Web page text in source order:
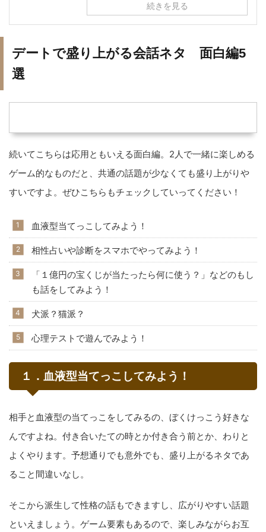
続きを見る
デートで盛り上がる会話ネタ 面白編5
選
続いてこちらは応用ともいえる面白編。2人で一緒に楽しめる
ゲーム的なものだと、共通の話題が少なくても盛り上がりや
すいですよ。ぜひこちらもチェックしていってください！
血液型当てっこしてみよう！
相性占いや診断をスマホでやってみよう！
「１億円の宝くじが当たったら何に使う？」などのもし
も話をしてみよう！
犬派？猫派？
心理テストで遊んでみよう！
１．血液型当てっこしてみよう！
相手と血液型の当てっこをしてみるの、ぼくけっこう好きな
んですよね。付き合いたての時とか付き合う前とか、わりと
よくやります。予想通りでも意外でも、盛り上がるネタであ
ること間違いなし。
そこから派生して性格の話もできますし、広がりやすい話題
といえましょう。ゲーム要素もあるので、楽しみながらお互